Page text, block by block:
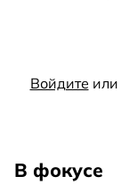
Войдите или
В фокусе